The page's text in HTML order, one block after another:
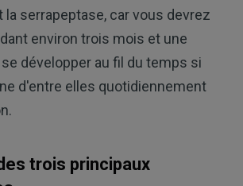
la serrapeptase, car vous devrez
environ trois mois et une
développer au fil du temps si
d'entre elles quotidiennement
trois principaux